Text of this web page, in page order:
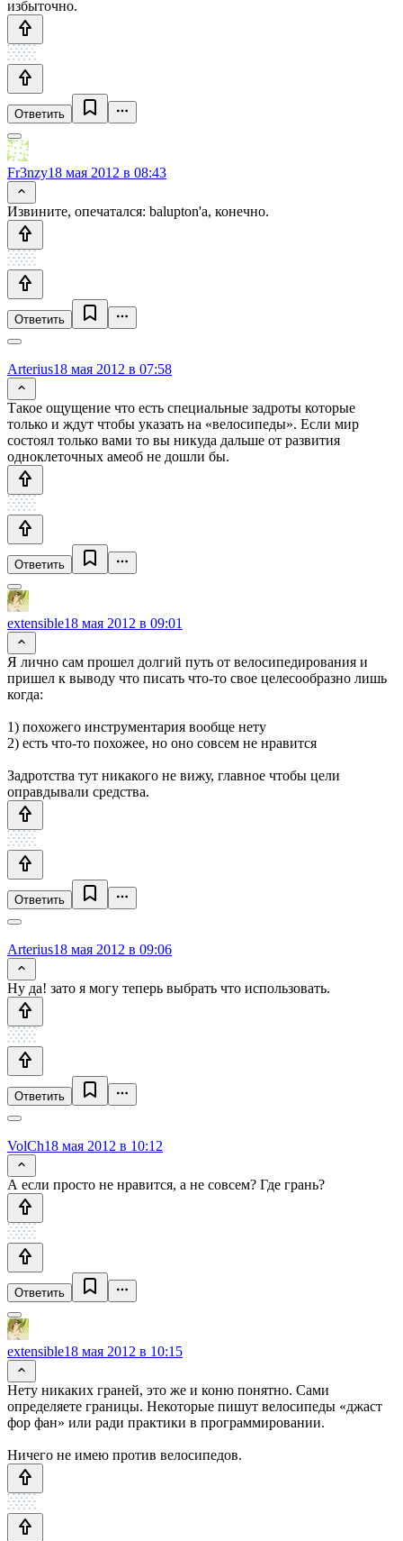
избыточно.
Ответить
Fr3nzy18 мая 2012 в 08:43
Извините, опечатался: balupton'а, конечно.
Ответить
Arterius18 мая 2012 в 07:58
Такое ощущение что есть специальные задроты которые
только и ждут чтобы указать на «велосипеды». Если мир
состоял только вами то вы никуда дальше от развития
одноклеточных амеоб не дошли бы.
Ответить
extensible18 мая 2012 в 09:01
Я лично сам прошел долгий путь от велосипедирования и
пришел к выводу что писать что-то свое целесообразно лишь
когда:
1) похожего инструментария вообще нету
2) есть что-то похожее, но оно совсем не нравится
Задротства тут никакого не вижу, главное чтобы цели
оправдывали средства.
Ответить
Arterius18 мая 2012 в 09:06
Ну да! зато я могу теперь выбрать что использовать.
Ответить
VolCh18 мая 2012 в 10:12
А если просто не нравится, а не совсем? Где грань?
Ответить
extensible18 мая 2012 в 10:15
Нету никаких граней, это же и коню понятно. Сами
определяете границы. Некоторые пишут велосипеды «джаст
фор фан» или ради практики в программировании.
Ничего не имею против велосипедов.